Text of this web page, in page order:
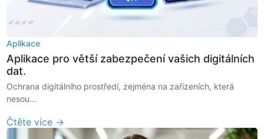
Aplikace
Aplikace pro větší zabezpečení vašich digitálních
dat.
Ochrana digitálního prostředí, zejména na zařízeních, která
nesou...
Čtěte více →